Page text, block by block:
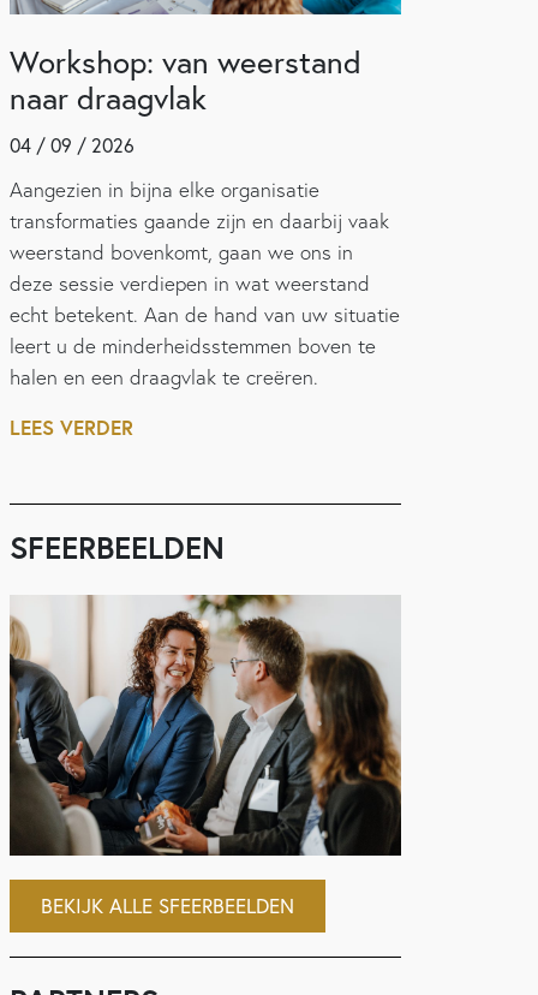
Workshop: van weerstand
naar draagvlak
04 / 09 / 2026
Aangezien in bijna elke organisatie
transformaties gaande zijn en daarbij vaak
weerstand bovenkomt, gaan we ons in
deze sessie verdiepen in wat weerstand
echt betekent. Aan de hand van uw situatie
leert u de minderheidsstemmen boven te
halen en een draagvlak te creëren.
LEES VERDER
SFEERBEELDEN
BEKIJK ALLE SFEERBEELDEN